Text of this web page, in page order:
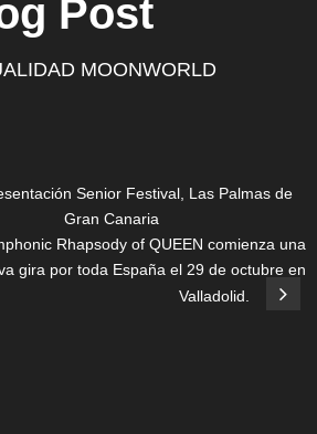
Post
MOONWORLD
Senior Festival, Las Palmas de
Gran Canaria
Rhapsody of QUEEN comienza una
gira por toda España el 29 de octubre en
Valladolid.